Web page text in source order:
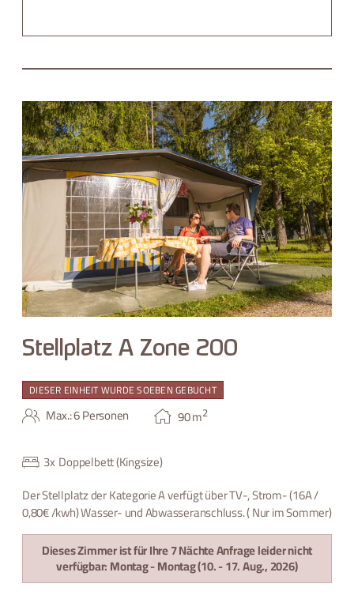
Stellplatz A Zone 200
DIESER EINHEIT WURDE SOEBEN GEBUCHT
Max.: 6 Personen 90m2
3xDoppelbett (Kingsize)
Der Stellplatz der Kategorie A verfügt über TV-, Strom- (16A /
0,80€ /kwh) Wasser- und Abwasseranschluss. ( Nur im Sommer)
Dieses Zimmer ist für Ihre 7 Nächte Anfrage leider nicht
verfügbar:Montag - Montag(10. - 17. Aug., 2026)